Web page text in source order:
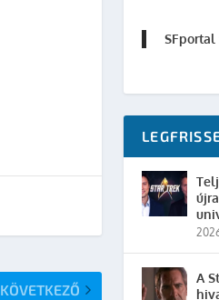
KÖVETKEZŐ
SFportal
A